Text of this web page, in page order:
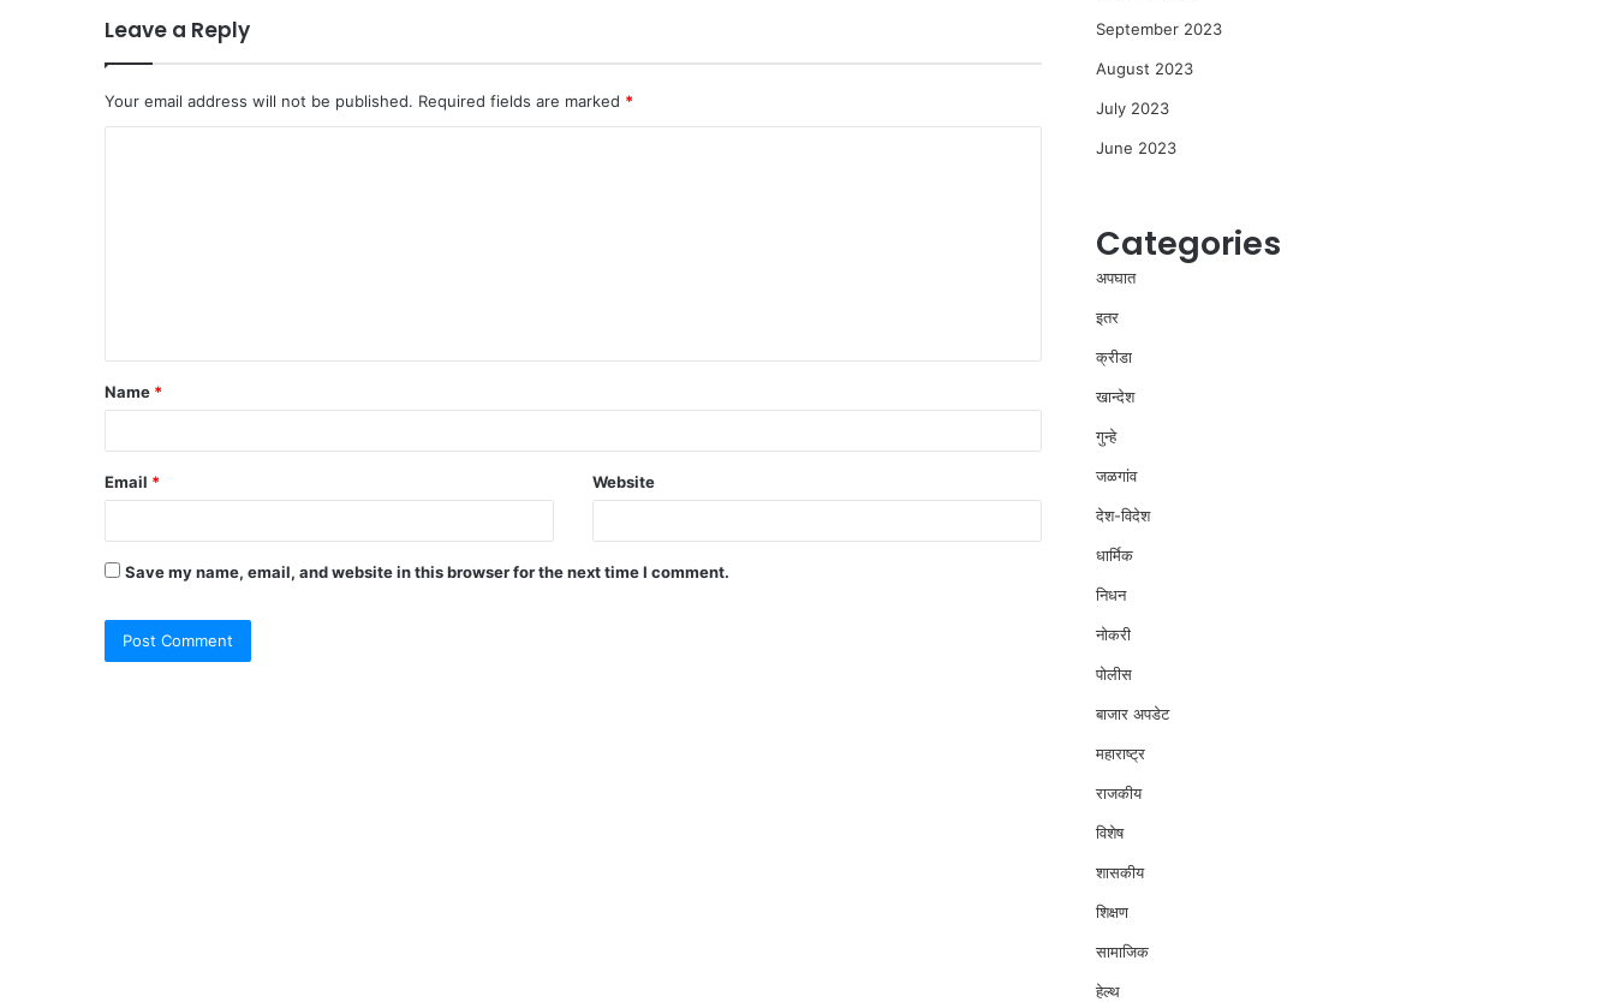
Leave a Reply
Your email address will not be published. Required fields are marked *
t
*
Name *
Email * Website
Save my name, email, and website in this browser for the next time I comment.
September 2023
August 2023
July 2023
June 2023
Categories
अपघात
इतर
क्रीडा
खान्देश
गुन्हे
जळगांव
देश-विदेश
धार्मिक
निधन
नोकरी
पोलीस
बाजार अपडेट
महाराष्ट्र
राजकीय
विशेष
शासकीय
शिक्षण
सामाजिक
हेल्थ